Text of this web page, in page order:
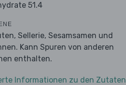
51.4
Sellerie, Sesamsamen und
Kann Spuren von anderen
enthalten.
Informationen zu den Zutaten